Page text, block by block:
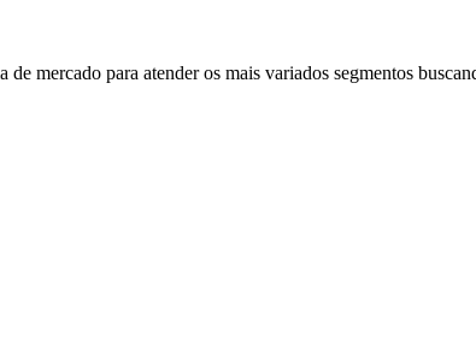
mercado para atender os mais variados segmentos